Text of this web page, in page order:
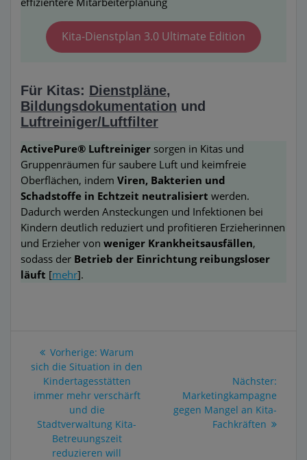
Kita-Dienstplan 3.0 Ultimate Edition
Für Kitas: Dienstpläne,
Bildungsdokumentation und
Luftreiniger/Luftfilter
ActivePure® Luftreiniger sorgen in Kitas und
Gruppenräumen für saubere Luft und keimfreie
Oberflächen, indem Viren, Bakterien und
Schadstoffe in Echtzeit neutralisiert werden.
Dadurch werden Ansteckungen und Infektionen bei
Kindern deutlich reduziert und profitieren Erzieherinnen
und Erzieher von weniger Krankheitsausfällen,
sodass der Betrieb der Einrichtung reibungsloser
läuft [mehr].
Vorherige: Vorheriger
Beitrag:
Warum
sich die Situation in den
Kindertagesstätten
immer mehr verschärft
und die
Stadtverwaltung Kita-
Betreuungszeit
reduzieren will
Nächster:
Marketingkampagne
gegen Mangel an Kita-
Fachkräften